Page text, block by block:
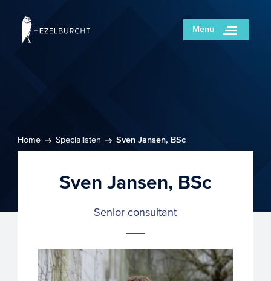
Menu
Home Specialisten Sven Jansen, BSc
Sven Jansen, BSc
Senior consultant